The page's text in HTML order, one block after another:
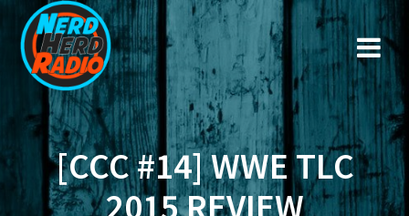
Zum
Inhalt
springen
[CCC #14] WWE TLC
2015 REVIEW